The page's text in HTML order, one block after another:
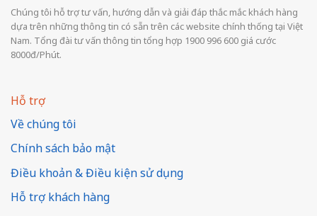
Chúng tôi hỗ trợ tư vấn, hướng dẫn và giải đáp thắc mắc khách hàng
dựa trên những thông tin có sẵn trên các website chính thống tại Việt
Nam. Tổng đài tư vấn thông tin tổng hợp 1900 996 600 giá cước
8000đ/Phút.
Hỗ trợ
Về chúng tôi
Chính sách bảo mật
Điều khoản & Điều kiện sử dụng
Hỗ trợ khách hàng